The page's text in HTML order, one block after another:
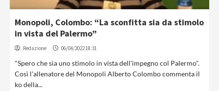
Monopoli, Colombo: “La sconfitta sia da stimolo
in vista del Palermo”
Redazione 06/04/2022 18:31
"Spero che sia uno stimolo in vista dell'impegno col Palermo".
Così l'allenatore del Monopoli Alberto Colombo commenta il
ko della...